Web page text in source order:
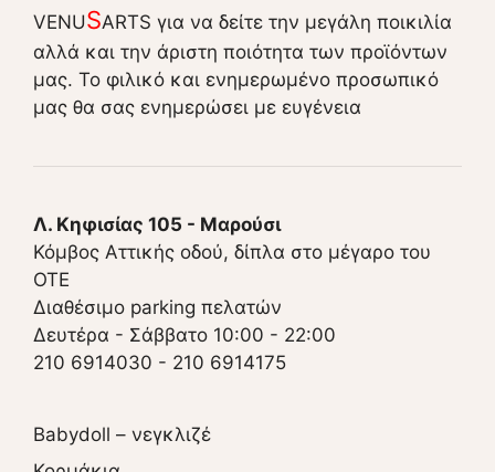
VENUSARTS για να δείτε την μεγάλη ποικιλία
αλλά και την άριστη ποιότητα των προϊόντων
μας. Το φιλικό και ενημερωμένο προσωπικό
μας θα σας ενημερώσει με ευγένεια
Λ. Κηφισίας 105 - Μαρούσι
Κόμβος Αττικής οδού, δίπλα στο μέγαρο του
ΟΤΕ
Διαθέσιμο parking πελατών
Δευτέρα - Σάββατο 10:00 - 22:00
210 6914030 - 210 6914175
Babydoll – νεγκλιζέ